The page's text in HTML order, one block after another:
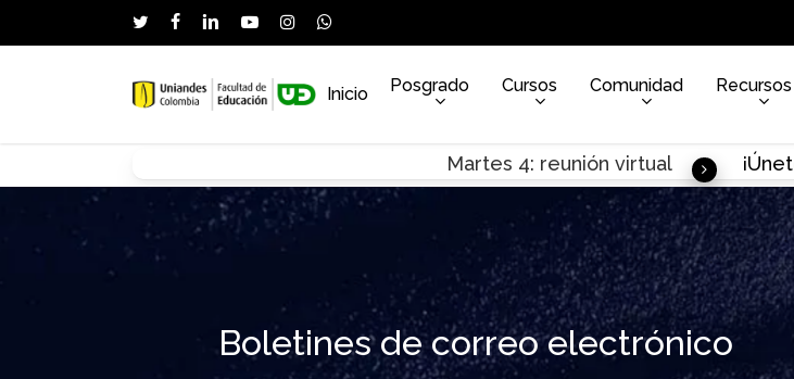
to
twitterfacebooklinkedinyoutubeinstagramwhatsapp
Hit enter to search or ESC to close
Inicio Posgrado Cursos Comunidad Recursos
Martes 4: reunión virtual
Boletines de correo electrónico